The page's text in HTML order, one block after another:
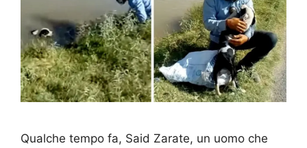
Qualche tempo fa, Said Zarate, un uomo che